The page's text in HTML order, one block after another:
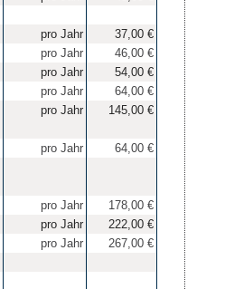
pro Jahr
37,00 €
pro Jahr
46,00 €
pro Jahr
54,00 €
pro Jahr
64,00 €
pro Jahr 145,00 €
pro Jahr
64,00 €
pro Jahr
178,00 €
pro Jahr
222,00 €
pro Jahr
267,00 €